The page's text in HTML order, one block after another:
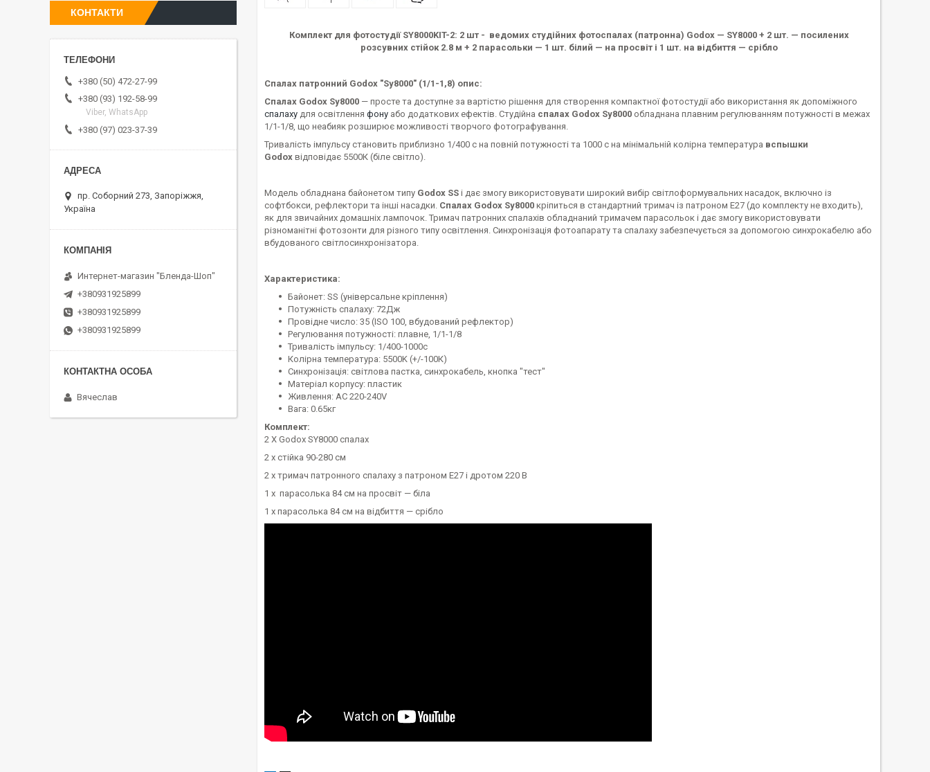
Комплект для фотостудії SY8000KIT-2: 2 шт - ведомих студійних фотоспалах (патронна) Godox — SY8000 + 2 шт. — посилених
розсувних стійок 2.8 м + 2 парасольки — 1 шт. білий — на просвіт і 1 шт. на відбиття — срібло
Спалах патронний Godox "Sy8000" (1/1-1,8) опис:
Спалах Godox Sy8000 — просте та доступне за вартістю рішення для створення компактної фотостудії або використання як допоміжного
спалаху для освітлення фону або додаткових ефектів. Студійна спалах Godox Sy8000 обладнана плавним регулюванням потужності в межах
1/1-1/8, що неабияк розширює можливості творчого фотографування.
Тривалість імпульсу становить приблизно 1/400 с на повній потужності та 1000 с на мінімальній колірна температура вспышки
Godox відповідає 5500К (біле світло).
Модель обладнана байонетом типу Godox SS і дає змогу використовувати широкий вибір світлоформувальних насадок, включно із
софтбокси, рефлектори та інші насадки. Спалах Godox Sy8000 кріпиться в стандартний тримач із патроном E27 (до комплекту не входить),
як для звичайних домашніх лампочок. Тримач патронних спалахів обладнаний тримачем парасольок і дає змогу використовувати
різноманітні фотозонти для різного типу освітлення. Синхронізація фотоапарату та спалаху забезпечується за допомогою синхрокабелю або
вбудованого світлосинхронізатора.
Характеристика:
Байонет: SS (універсальне кріплення)
Потужність спалаху: 72Дж
Провідне число: 35 (ISO 100, вбудований рефлектор)
Регулювання потужності: плавне, 1/1-1/8
Тривалість імпульсу: 1/400-1000с
Колірна температура: 5500K (+/-100К)
Синхронізація: світлова пастка, синхрокабель, кнопка "тест"
Матеріал корпусу: пластик
Живлення: AC 220-240V
Вага: 0.65кг
Комплект:
2 X Godox SY8000 спалах
2 х стійка 90-280 см
2 х тримач патронного спалаху з патроном E27 і дротом 220 В
1 х парасолька 84 см на просвіт — біла
1 х парасолька 84 см на відбиття — срібло
КОНТАКТИ
+380 (50) 472-27-99
+380 (93) 192-58-99
Viber, WhatsApp
+380 (97) 023-37-39
пр. Соборний 273, Запоріжжя,
Україна
Интернет-магазин "Бленда-Шоп"
+380931925899
+380931925899
+380931925899
Вячеслав